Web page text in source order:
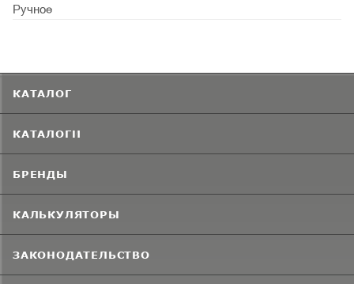
Ручное
КАТАЛОГ
КАТАЛОГИ
БРЕНДЫ
КАЛЬКУЛЯТОРЫ
ЗАКОНОДАТЕЛЬСТВО